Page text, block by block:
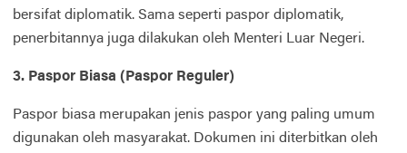
bersifat diplomatik. Sama seperti paspor diplomatik,
penerbitannya juga dilakukan oleh Menteri Luar Negeri.
3. Paspor Biasa (Paspor Reguler)
Paspor biasa merupakan jenis paspor yang paling umum
digunakan oleh masyarakat. Dokumen ini diterbitkan oleh